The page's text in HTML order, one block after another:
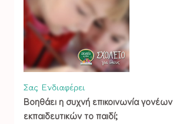
Σας Ενδιαφέρει
Βοηθάει η συχνή επικοινωνία γονέων
εκπαιδευτικών το παιδί;